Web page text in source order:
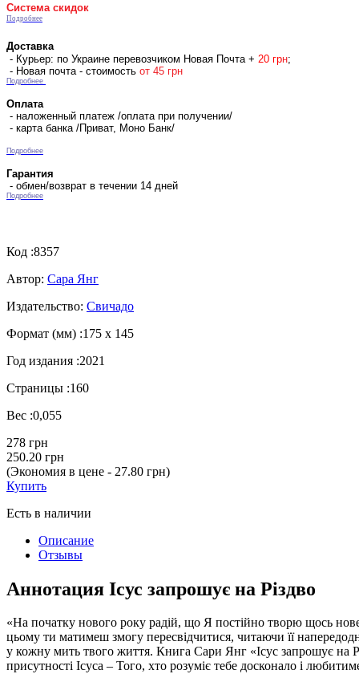
Система скидок
Подробнее
Доставка
- Курьер: по Украине перевозчиком Новая Почта + 20 грн;
- Новая почта - стоимость от 45 грн
Подробнее
Оплата
- наложенный платеж /оплата при получении/
- карта банка /Приват, Моно Банк/
Подробнее
Гарантия
- обмен/возврат в течении 14 дней
Подробнее
Код :8357
Автор: Сара Янг
Издательство: Свичадо
Формат (мм) :175 х 145
Год издания :2021
Страницы :160
Вес :0,055
278 грн
250.20 грн
(Экономия в цене - 27.80 грн)
Купить
Есть в наличии
Описание
Отзывы
Аннотация Ісус запрошує на Різдво
«На початку нового року радій, що Я постійно творю щось
цьому ти матимеш змогу пересвідчитися, читаючи її
у кожну мить твого життя. Книга Сари Янг «Ісус запрошує на
присутності Ісуса – Того, хто розуміє тебе досконало і